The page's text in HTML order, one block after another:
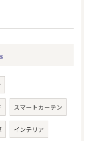
スマートカーテン
インテリア